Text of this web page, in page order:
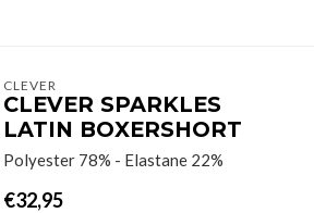
CLEVER
CLEVER SPARKLES
LATIN BOXERSHORT
Polyester 78% - Elastane 22%
€32,95